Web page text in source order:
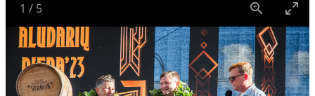
1 / 5